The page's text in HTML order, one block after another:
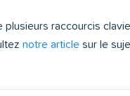
plusieurs raccourcis
notre article sur le